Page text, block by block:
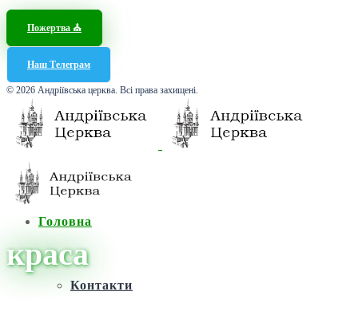
Пожертва ⛪️
Наш Телеграм
© 2026 Андріївська церква. Всі права захищені.
Головна
Контакти
краса